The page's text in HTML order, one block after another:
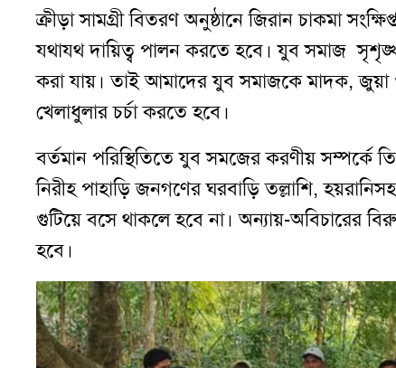
ক্রীড়া সামগ্রী বিতরণ অনুষ্ঠানে জিরান চাকমা
যথাযথ দায়িত্ব পালন করতে হবে। যুব সমাজ
করা যায়। তাই আমাদের যুব সমাজকে মাদক,
খেলাধুলার চর্চা করতে হবে।
বর্তমান পরিস্থিতিতে যুব সমজের করণীয় সম্পর্কে
নিরীহ পাহাড়ি জনগণের ঘরবাড়ি তল্লাশি,
গুটিয়ে বসে থাকলে হবে না। অন্যায়-অবিচারের
হবে।